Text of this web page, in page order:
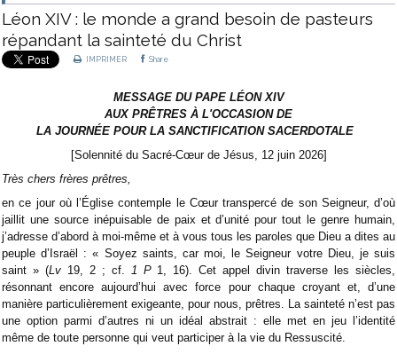
Léon XIV : le monde a grand besoin de pasteurs
répandant la sainteté du Christ
IMPRIMER Share
MESSAGE DU PAPE LÉON XIV
AUX PRÊTRES À L'OCCASION DE
LA JOURNÉE POUR LA SANCTIFICATION SACERDOTALE
[Solennité du Sacré-Cœur de Jésus, 12 juin 2026]
Très chers frères prêtres,
en ce jour où l’Église contemple le Cœur transpercé de son Seigneur, d’où
jaillit une source inépuisable de paix et d’unité pour tout le genre humain,
j’adresse d’abord à moi-même et à vous tous les paroles que Dieu a dites au
peuple d’Israël : « Soyez saints, car moi, le Seigneur votre Dieu, je suis
saint » (Lv19, 2 ; cf. 1 P1, 16). Cet appel divin traverse les siècles,
résonnant encore aujourd’hui avec force pour chaque croyant et, d’une
manière particulièrement exigeante, pour nous, prêtres. La sainteté n’est pas
une option parmi d’autres ni un idéal abstrait : elle met en jeu l’identité
même de toute personne qui veut participer à la vie du Ressuscité.